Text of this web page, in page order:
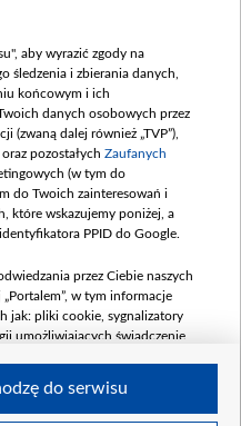
PLN
październik 350
PLN
2025
mln)
000,00 PLN
2026 (wpłata
180 mln, 8
000,00 PLN
aby wyrazić zgody na
śledzenia i zbierania danych,
końcowym i ich
danych osobowych przez
(zwaną dalej również „TVP”),
oraz pozostałych Zaufanych
(w tym do
do Twoich zainteresowań i
które wskazujemy poniżej, a
PPID do Google.
przez Ciebie naszych
w tym informacje
jak: pliki cookie, sygnalizatory
umożliwiających świadczenie
do serwisu